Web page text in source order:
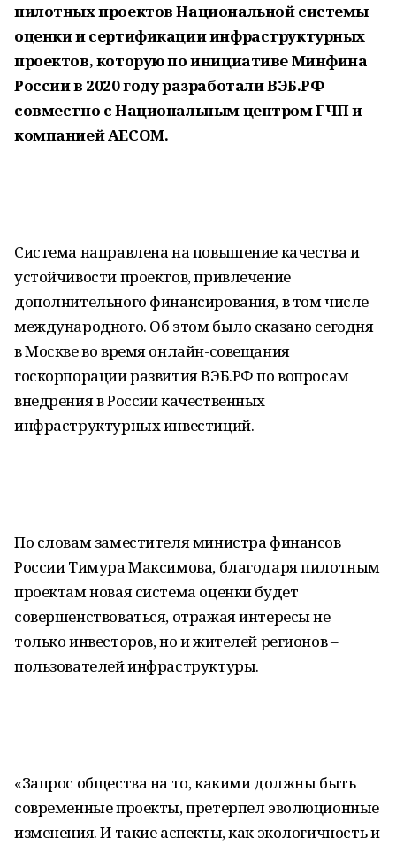
пилотных проектов Национальной системы
оценки и сертификации инфраструктурных
проектов, которую по инициативе Минфина
России в 2020 году разработали ВЭБ.РФ
совместно с Национальным центром ГЧП и
компанией AECOM.
Система направлена на повышение качества и
устойчивости проектов, привлечение
дополнительного финансирования, в том числе
международного. Об этом было сказано сегодня
в Москве во время онлайн-совещания
госкорпорации развития ВЭБ.РФ по вопросам
внедрения в России качественных
инфраструктурных инвестиций.
По словам заместителя министра финансов
России Тимура Максимова, благодаря пилотным
проектам новая система оценки будет
совершенствоваться, отражая интересы не
только инвесторов, но и жителей регионов –
пользователей инфраструктуры.
«Запрос общества на то, какими должны быть
современные проекты, претерпел эволюционные
изменения. И такие аспекты, как экологичность и